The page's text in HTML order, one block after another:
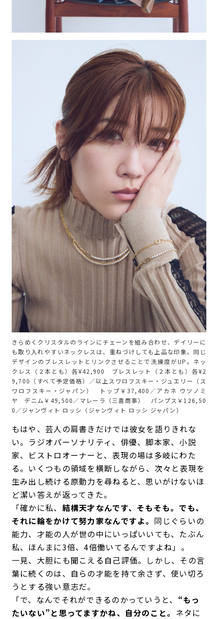
きらめくクリスタルのラインにチェーンを組み合わせ、デイリーに
も取り入れやすいネックレスは、重ねづけしても上品な印象。同じ
デザインのブレスレットとリンクさせることで洗練度がUP。ネッ
クレス（２本とも）各¥42,900 ブレスレット（２本とも）各¥2
9,700（すべて予定価格）／以上スワロフスキー・ジュエリー（ス
ワロフスキー・ジャパン） トップ￥37,400／アカネ ウツノミ
ヤ デニム￥49,500／マレーラ（三喜商事） パンプス￥126,50
0／ジャンヴィト ロッシ（ジャンヴィト ロッシ ジャパン）
もはや、芸人の肩書きだけでは彼女を語りきれな
い。ラジオパーソナリティ、俳優、脚本家、小説
家、ビストロオーナーと、表現の場は多岐にわた
る。いくつもの領域を横断しながら、次々と表現を
生み出し続ける原動力を尋ねると、思いがけないほ
ど潔い答えが返ってきた。
「確かに私、 結構天才なんです、そもそも。でも、
それに輪をかけて努力家なんですよ。 同じぐらいの
能力、才能の人が世の中にいっぱいいても、たぶん
私、ほんまに3倍、4倍働いてるんですよね」。
一見、大胆にも聞こえる自己評価。しかし、その言
葉に続くのは、自らの才能を持て余さず、使い切ろ
うとする強い意志だ。
「で、なんでそれができるのかっていうと、 “もっ
たいない”と思ってますかね、自分のこと。 ネタに